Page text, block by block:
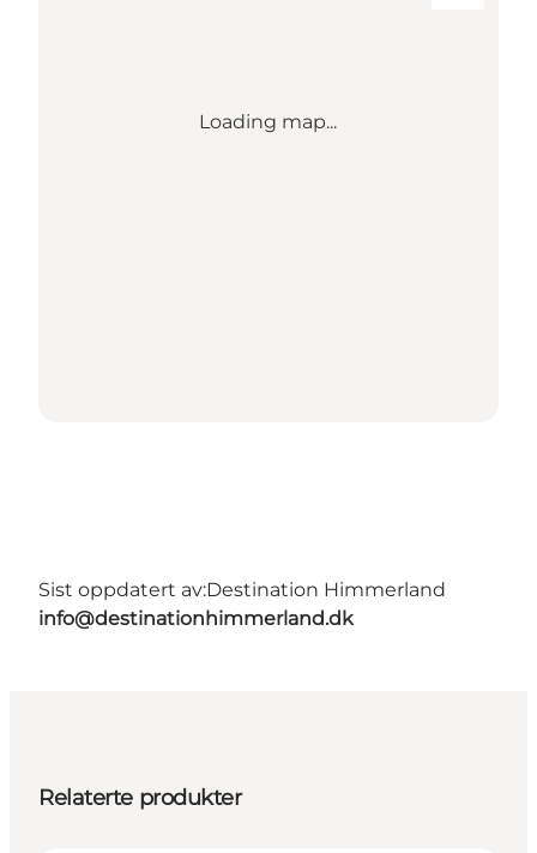
Loading map...
Sist oppdatert av:Destination Himmerland
info@destinationhimmerland.dk
Relaterte produkter